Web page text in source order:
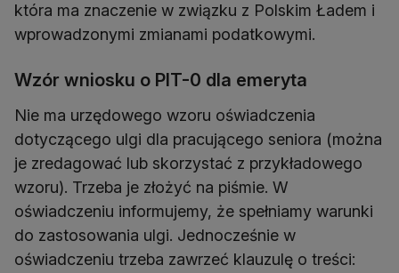
która ma znaczenie w związku z Polskim Ładem i
wprowadzonymi zmianami podatkowymi.
Wzór wniosku o PIT-0 dla emeryta
Nie ma urzędowego wzoru oświadczenia
dotyczącego ulgi dla pracującego seniora (można
je zredagować lub skorzystać z przykładowego
wzoru). Trzeba je złożyć na piśmie. W
oświadczeniu informujemy, że spełniamy warunki
do zastosowania ulgi. Jednocześnie w
oświadczeniu trzeba zawrzeć klauzulę o treści: